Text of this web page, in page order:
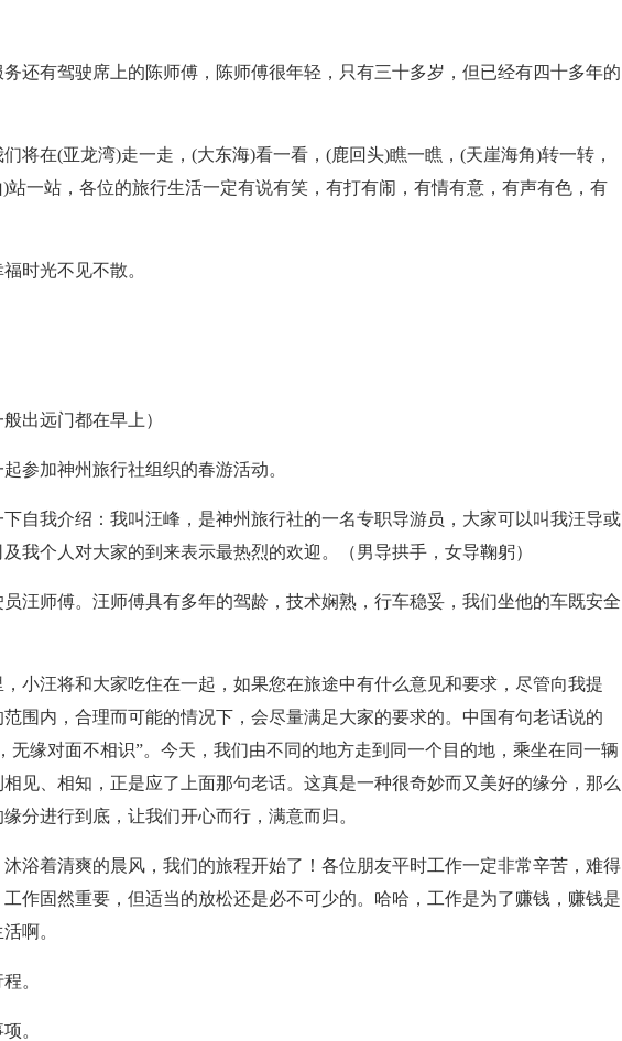
还有驾驶席上的陈师傅，陈师傅很年轻，只有三十多岁，但已经有四十多年的
将在(亚龙湾)走一走，(大东海)看一看，(鹿回头)瞧一瞧，(天崖海角)转一转，
站一站，各位的旅行生活一定有说有笑，有打有闹，有情有意，有声有色，有
时光不见不散。
出远门都在早上）
参加神州旅行社组织的春游活动。
自我介绍：我叫汪峰，是神州旅行社的一名专职导游员，大家可以叫我汪导或
我个人对大家的到来表示最热烈的欢迎。（男导拱手，女导鞠躬）
汪师傅。汪师傅具有多年的驾龄，技术娴熟，行车稳妥，我们坐他的车既安全
小汪将和大家吃住在一起，如果您在旅途中有什么意见和要求，尽管向我提
围内，合理而可能的情况下，会尽量满足大家的要求的。中国有句老话说的
无缘对面不相识”。今天，我们由不同的地方走到同一个目的地，乘坐在同一辆
见、相知，正是应了上面那句老话。这真是一种很奇妙而又美好的缘分，那么
分进行到底，让我们开心而行，满意而归。
浴着清爽的晨风，我们的旅程开始了！各位朋友平时工作一定非常辛苦，难得
作固然重要，但适当的放松还是必不可少的。哈哈，工作是为了赚钱，赚钱是
啊。
。
。